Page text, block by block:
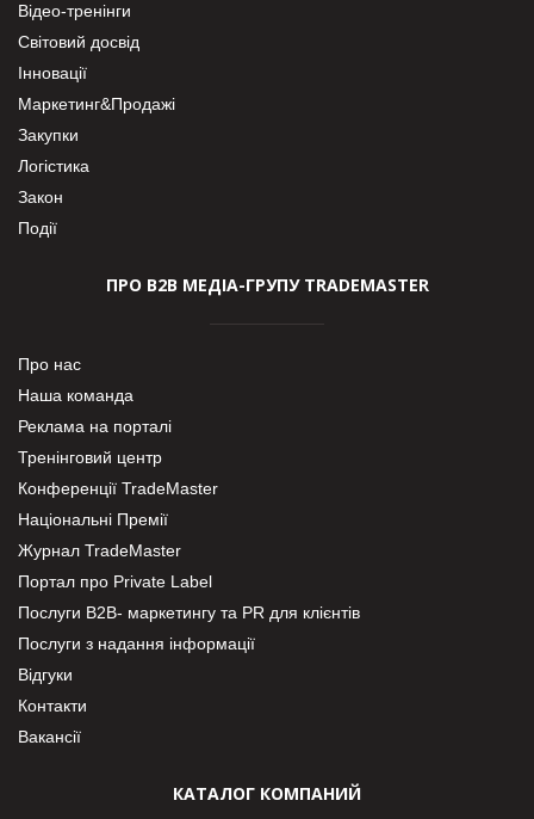
Відео-тренінги
Світовий досвід
Інновації
Маркетинг&Продажі
Закупки
Логістика
Закон
Події
ПРО В2В МЕДІА-ГРУПУ TRADEMASTER
Про нас
Наша команда
Реклама на порталі
Тренінговий центр
Конференції TradeMaster
Національні Премії
Журнал TradeMaster
Портал про Private Label
Послуги В2В- маркетингу та PR для клієнтів
Послуги з надання інформації
Відгуки
Контакти
Вакансії
КАТАЛОГ КОМПАНИЙ